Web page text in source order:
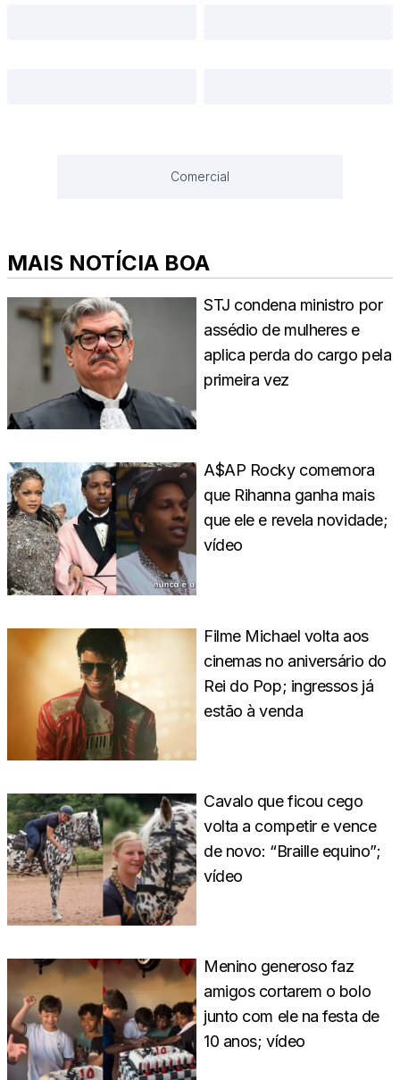
Comercial
MAIS NOTÍCIA BOA
STJ condena ministro por
assédio de mulheres e
aplica perda do cargo pela
primeira vez
A$AP Rocky comemora
que Rihanna ganha mais
que ele e revela novidade;
vídeo
Filme Michael volta aos
cinemas no aniversário do
Rei do Pop; ingressos já
estão à venda
Cavalo que ficou cego
volta a competir e vence
de novo: “Braille equino”;
vídeo
Menino generoso faz
amigos cortarem o bolo
junto com ele na festa de
10 anos; vídeo